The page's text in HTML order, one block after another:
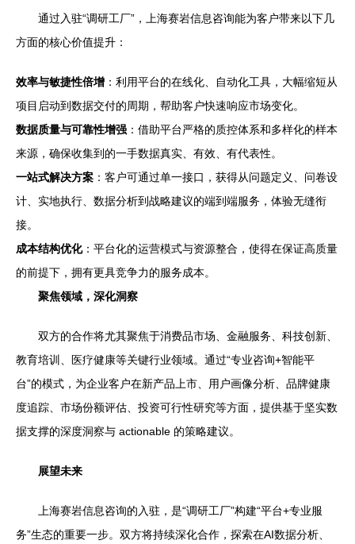
通过入驻“调研工厂”，上海赛岩信息咨询能为客户带来以下几
方面的核心价值提升：
效率与敏捷性倍增 ：利用平台的在线化、自动化工具，大幅缩短从
项目启动到数据交付的周期，帮助客户快速响应市场变化。
数据质量与可靠性增强 ：借助平台严格的质控体系和多样化的样本
来源，确保收集到的一手数据真实、有效、有代表性。
一站式解决方案 ：客户可通过单一接口，获得从问题定义、问卷设
计、实地执行、数据分析到战略建议的端到端服务，体验无缝衔
接。
成本结构优化：平台化的运营模式与资源整合，使得在保证高质量
的前提下，拥有更具竞争力的服务成本。
聚焦领域，深化洞察
双方的合作将尤其聚焦于消费品市场、金融服务、科技创新、
教育培训、医疗健康等关键行业领域。通过“专业咨询+智能平
台”的模式，为企业客户在新产品上市、用户画像分析、品牌健康
度追踪、市场份额评估、投资可行性研究等方面，提供基于坚实数
据支撑的深度洞察与 actionable 的策略建议。
展望未来
上海赛岩信息咨询的入驻，是“调研工厂”构建“平台+专业服
务”生态的重要一步。双方将持续深化合作，探索在AI数据分析、